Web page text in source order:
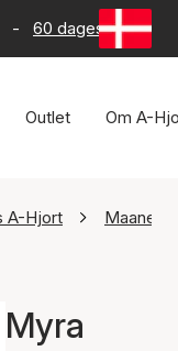
- 60 dages returret
Outlet Om A-
A-Hjort
Myra